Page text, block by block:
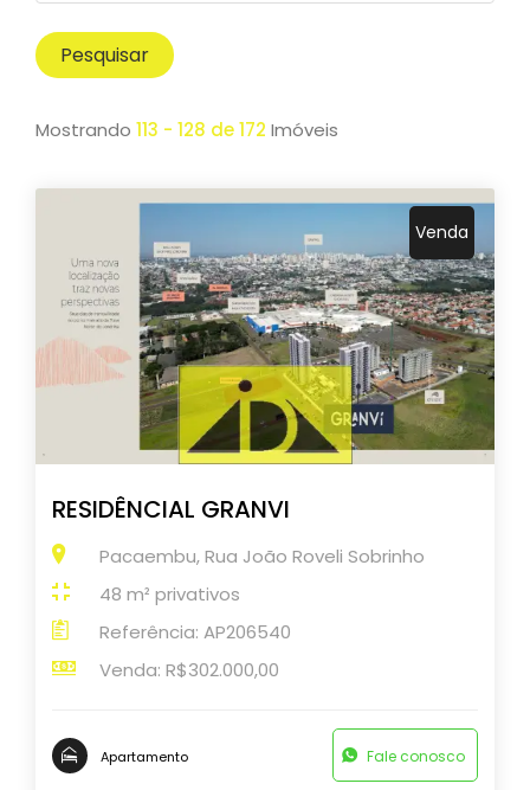
Pesquisar
Mostrando 113 - 128 de 172 Imóveis
Venda
RESIDÊNCIAL GRANVI
Pacaembu, Rua João Roveli Sobrinho
48 m² privativos
Referência: AP206540
Venda: R$302.000,00
Apartamento Fale conosco